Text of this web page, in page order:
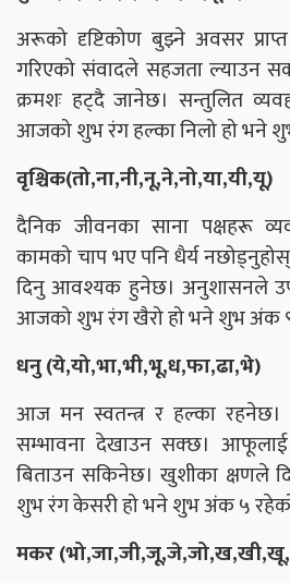
अरूको दृष्टिकोण बुझ्ने अवसर
गरिएको संवादले सहजता ल्याउन
क्रमशः हट्दै जानेछ। सन्तुलित
आजको शुभ रंग हल्का निलो हो भने
वृश्चिक(तो,ना,नी,नू,ने,नो,या,यी,यू)
दैनिक जीवनका साना पक्षहरू
कामको चाप भए पनि धैर्य
दिनु आवश्यक हुनेछ। अनुशासनले
आजको शुभ रंग खैरो हो भने शुभ अंक
धनु (ये,यो,भा,भी,भू,ध,फा,ढा,भे)
आज मन स्वतन्त्र र हल्का रहनेछ।
सम्भावना देखाउन सक्छ।
बिताउन सकिनेछ। खुशीका क्षणले
शुभ रंग केसरी हो भने शुभ अंक ५
मकर